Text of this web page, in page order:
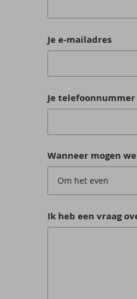
Je e-mailadres
Je telefoonnummer
Wanneer mogen
Om het even
Ik heb een vraag